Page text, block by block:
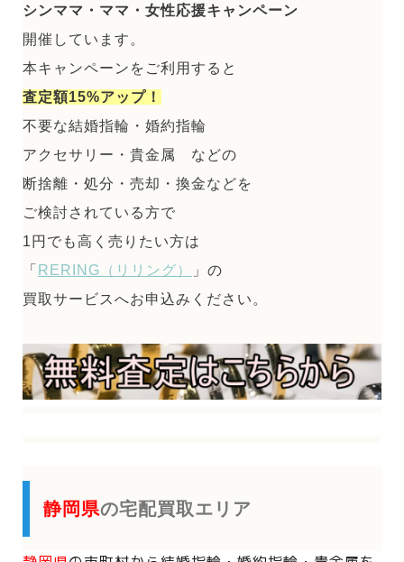
シンママ・ママ・女性応援キャンペーン
開催しています。
本キャンペーンをご利用すると
査定額15%アップ！
不要な結婚指輪・婚約指輪
アクセサリー・貴金属 などの
断捨離・処分・売却・換金などを
ご検討されている方で
1円でも高く売りたい方は
「 RERING（リリング）
」の
買取サービスへお申込みください。
静岡県の宅配買取エリア